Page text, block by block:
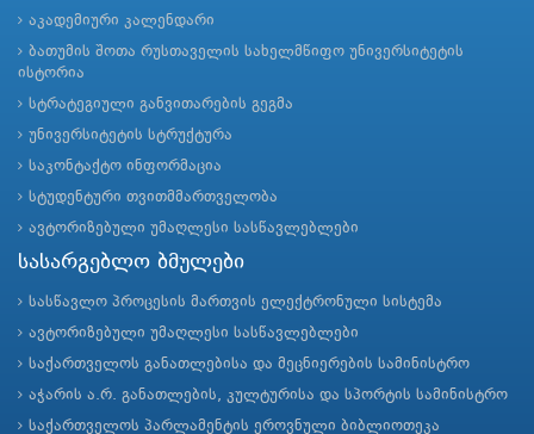
აკადემიური კალენდარი
ბათუმის შოთა რუსთაველის სახელმწიფო უნივერსიტეტის
ისტორია
სტრატეგიული განვითარების გეგმა
უნივერსიტეტის სტრუქტურა
საკონტაქტო ინფორმაცია
სტუდენტური თვითმმართველობა
ავტორიზებული უმაღლესი სასწავლებლები
სასარგებლო ბმულები
სასწავლო პროცესის მართვის ელექტრონული სისტემა
ავტორიზებული უმაღლესი სასწავლებლები
საქართველოს განათლებისა და მეცნიერების სამინისტრო
აჭარის ა.რ. განათლების, კულტურისა და სპორტის სამინისტრო
საქართველოს პარლამენტის ეროვნული ბიბლიოთეკა